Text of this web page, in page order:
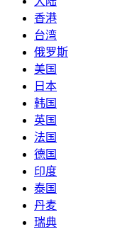
香港
台湾
俄罗斯
美国
日本
韩国
英国
法国
德国
印度
泰国
丹麦
瑞典